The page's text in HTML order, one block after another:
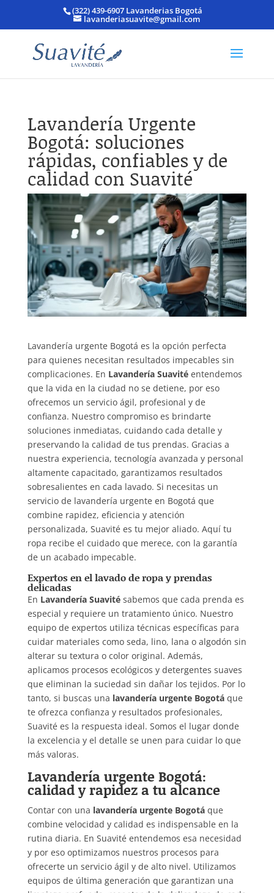
(322) 439-6907 Lavanderias Bogotá
lavanderiasuavite@gmail.com
Lavandería Urgente
Bogotá: soluciones
rápidas, confiables y de
calidad con Suavité
Lavandería urgente Bogotá es la opción perfecta
para quienes necesitan resultados impecables sin
complicaciones. En Lavandería Suavitéentendemos
que la vida en la ciudad no se detiene, por eso
ofrecemos un servicio ágil, profesional y de
confianza. Nuestro compromiso es brindarte
soluciones inmediatas, cuidando cada detalle y
preservando la calidad de tus prendas. Gracias a
nuestra experiencia, tecnología avanzada y personal
altamente capacitado, garantizamos resultados
sobresalientes en cada lavado. Si necesitas un
servicio de lavandería urgente en Bogotá que
combine rapidez, eficiencia y atención
personalizada, Suavité es tu mejor aliado. Aquí tu
ropa recibe el cuidado que merece, con la garantía
de un acabado impecable.
Expertos en el lavado de ropa y prendas
delicadas
En Lavandería Suavitésabemos que cada prenda es
especial y requiere un tratamiento único. Nuestro
equipo de expertos utiliza técnicas específicas para
cuidar materiales como seda, lino, lana o algodón sin
alterar su textura o color original. Además,
aplicamos procesos ecológicos y detergentes suaves
que eliminan la suciedad sin dañar los tejidos. Por lo
tanto, si buscas una lavandería urgente Bogotáque
te ofrezca confianza y resultados profesionales,
Suavité es la respuesta ideal. Somos el lugar donde
la excelencia y el detalle se unen para cuidar lo que
más valoras.
Lavandería urgente Bogotá:
calidad y rapidez a tu alcance
Contar con una lavandería urgente Bogotáque
combine velocidad y calidad es indispensable en la
rutina diaria. En Suavité entendemos esa necesidad
y por eso optimizamos nuestros procesos para
ofrecerte un servicio ágil y de alto nivel. Utilizamos
equipos de última generación que garantizan una